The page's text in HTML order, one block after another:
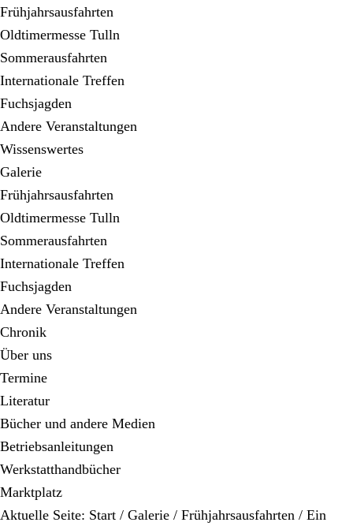
Frühjahrsausfahrten
Oldtimermesse Tulln
Sommerausfahrten
Internationale Treffen
Fuchsjagden
Andere Veranstaltungen
Wissenswertes
Galerie
Frühjahrsausfahrten
Oldtimermesse Tulln
Sommerausfahrten
Internationale Treffen
Fuchsjagden
Andere Veranstaltungen
Chronik
Über uns
Termine
Literatur
Bücher und andere Medien
Betriebsanleitungen
Werkstatthandbücher
Marktplatz
Aktuelle Seite: Start / Galerie / Frühjahrsausfahrten / Ein